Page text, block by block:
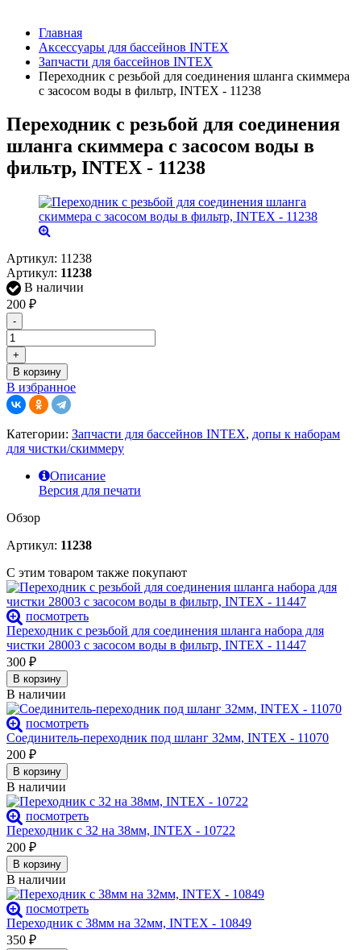
Главная
Аксессуары для бассейнов INTEX
Запчасти для бассейнов INTEX
Переходник с резьбой для соединения шланга скиммера
с засосом воды в фильтр, INTEX - 11238
Переходник с резьбой для соединения
шланга скиммера с засосом воды в
фильтр, INTEX - 11238
Артикул: 11238
Артикул: 11238
В наличии
200 ₽
-
+
В корзину
В избранное
Категории: Запчасти для бассейнов INTEX, допы к наборам
для чистки/скиммеру
Описание
Версия для печати
Обзор
Артикул: 11238
С этим товаром также покупают
посмотреть
Переходник с резьбой для соединения шланга набора для
чистки 28003 с засосом воды в фильтр, INTEX - 11447
300 ₽
В корзину
В наличии
посмотреть
Соединитель-переходник под шланг 32мм, INTEX - 11070
200 ₽
В корзину
В наличии
посмотреть
Переходник с 32 на 38мм, INTEX - 10722
200 ₽
В корзину
В наличии
посмотреть
Переходник с 38мм на 32мм, INTEX - 10849
350 ₽